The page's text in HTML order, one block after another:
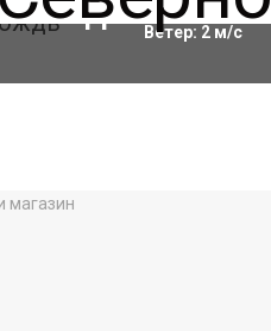
11°C Влажность:97%
Ветер: 2м/с